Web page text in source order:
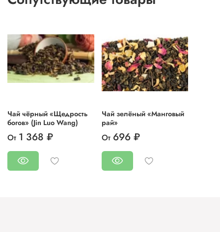
Чай чёрный «Щедрость
богов» (Jin Luo Wang)
От 1 368 ₽
Чай зелёный «Манговый
рай»
От 696 ₽